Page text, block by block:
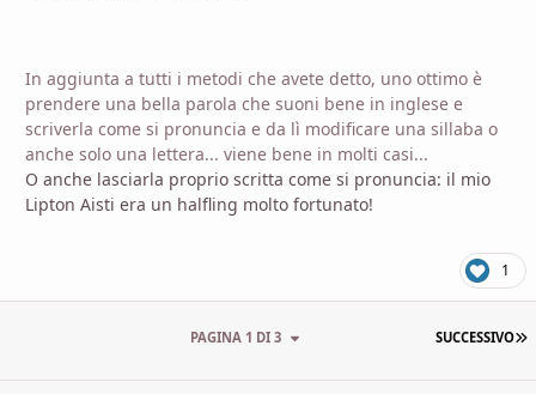
In aggiunta a tutti i metodi che avete detto, uno ottimo è
prendere una bella parola che suoni bene in inglese e
scriverla come si pronuncia e da lì modificare una sillaba o
anche solo una lettera... viene bene in molti casi...
O anche lasciarla proprio scritta come si pronuncia: il mio
Lipton Aisti era un halfling molto fortunato!
1
SUCCESSIVO
PAGINA 1 DI 3